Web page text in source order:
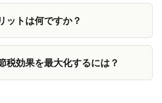
ットは何ですか？
税効果を最大化するには？